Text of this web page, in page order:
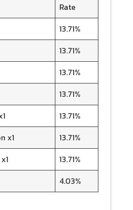
Rate
13.71%
13.71%
13.71%
13.71%
13.71%
x1
13.71%
13.71%
4.03%